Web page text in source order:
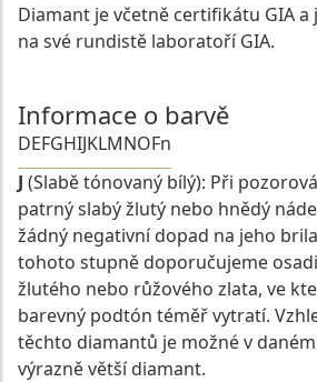
Diamant je včetně certifikátu GIA a
na své rundistě laboratoří GIA.
Informace o barvě
DEFGHIJKLMNOFn
J (Slabě tónovaný bílý): Při
patrný slabý žlutý nebo hnědý
žádný negativní dopad na jeho
tohoto stupně doporučujeme
žlutého nebo růžového zlata, ve
barevný podtón téměř vytratí.
těchto diamantů je možné v
výrazně větší diamant.